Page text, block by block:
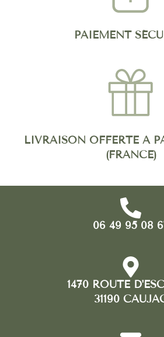
PAIEMENT
LIVRAISON OFFERTE À
(FRANCE)
06 49 95 08
1470 ROUTE
31190